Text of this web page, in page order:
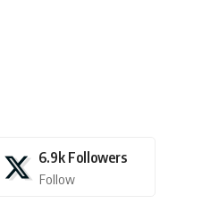
6.9k Followers
Follow